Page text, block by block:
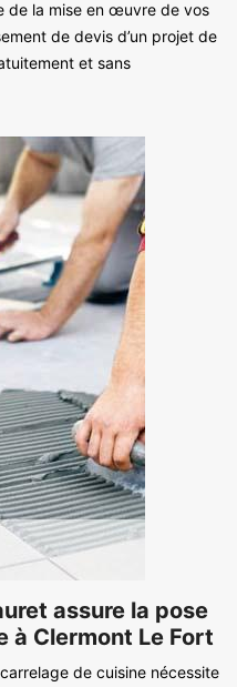
de la mise en œuvre de vos
de devis d’un projet de
et sans
assure la pose
à Clermont Le Fort
de cuisine nécessite